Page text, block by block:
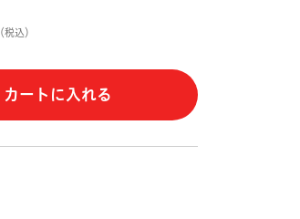
（税込）
カートに入れる